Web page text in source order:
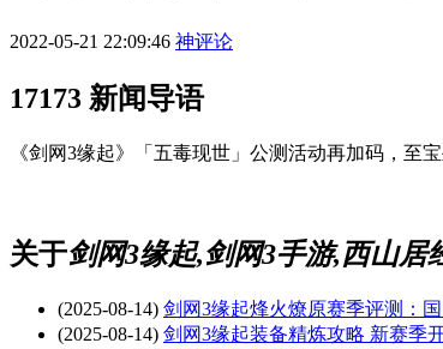
2022-05-21 22:09:46 神评论
17173 新闻导语
《剑网3缘起》「五毒现世」公测活动再加码，至
关于剑网3缘起,剑网3手游,西山居
(2025-08-14) 剑网3缘起烽火燎原赛季评测：
(2025-08-14) 剑网3缘起装备精炼攻略 新赛季